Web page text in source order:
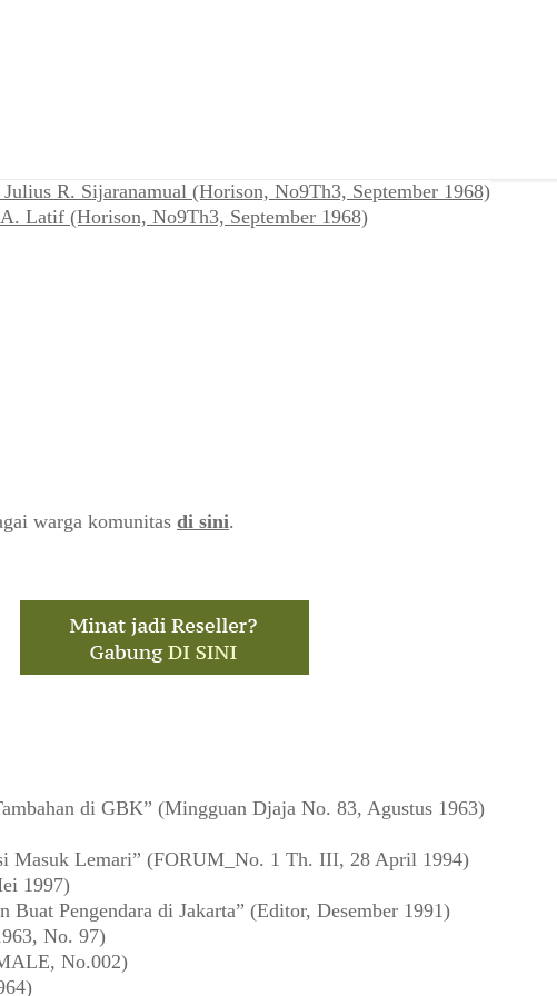
Julius R. Sijaranamual (Horison, No9Th3, September 1968)
Latif (Horison, No9Th3, September 1968)
warga komunitas di sini.
di GBK” (Mingguan Djaja No. 83, Agustus 1963)
Masuk Lemari” (FORUM_No. 1 Th. III, 28 April 1994)
1997)
Buat Pengendara di Jakarta” (Editor, Desember 1991)
No. 97)
No.002)